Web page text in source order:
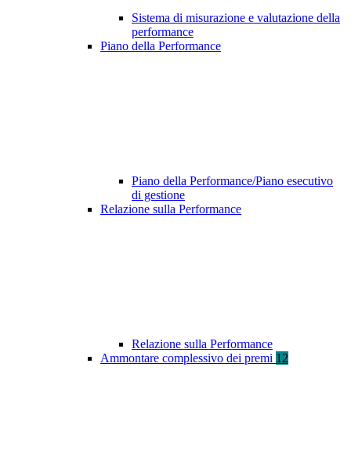
Sistema di misurazione e valutazione della
performance
Piano della Performance
Piano della Performance/Piano esecutivo
di gestione
Relazione sulla Performance
Relazione sulla Performance
Ammontare complessivo dei premi 12